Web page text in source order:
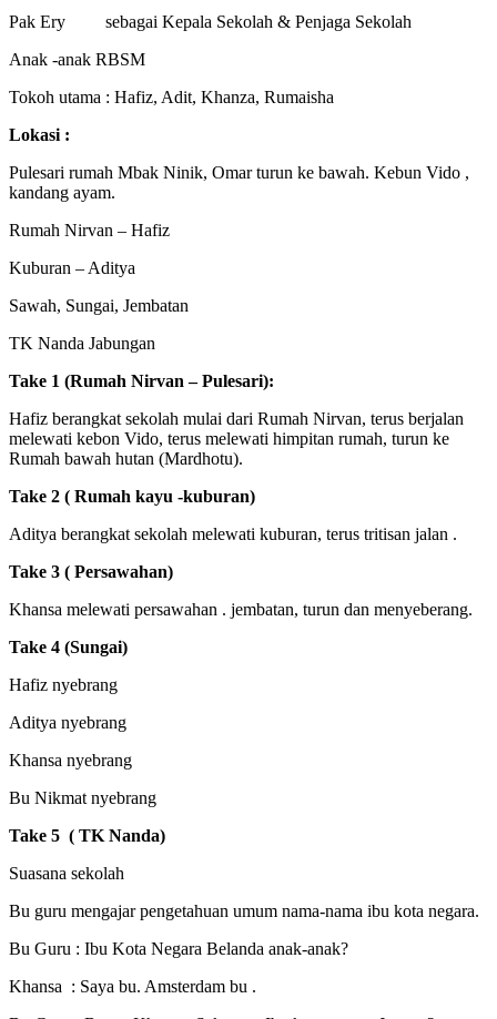
Pak Ery sebagai Kepala Sekolah & Penjaga Sekolah
Anak -anak RBSM
Tokoh utama : Hafiz, Adit, Khanza, Rumaisha
Lokasi :
Pulesari rumah Mbak Ninik, Omar turun ke bawah. Kebun Vido ,
kandang ayam.
Rumah Nirvan – Hafiz
Kuburan – Aditya
Sawah, Sungai, Jembatan
TK Nanda Jabungan
Take 1 (Rumah Nirvan – Pulesari):
Hafiz berangkat sekolah mulai dari Rumah Nirvan, terus berjalan
melewati kebon Vido, terus melewati himpitan rumah, turun ke
Rumah bawah hutan (Mardhotu).
Take 2 ( Rumah kayu -kuburan)
Aditya berangkat sekolah melewati kuburan, terus tritisan jalan .
Take 3 ( Persawahan)
Khansa melewati persawahan . jembatan, turun dan menyeberang.
Take 4 (Sungai)
Hafiz nyebrang
Aditya nyebrang
Khansa nyebrang
Bu Nikmat nyebrang
Take 5 ( TK Nanda)
Suasana sekolah
Bu guru mengajar pengetahuan umum nama-nama ibu kota negara.
Bu Guru : Ibu Kota Negara Belanda anak-anak?
Khansa : Saya bu. Amsterdam bu .